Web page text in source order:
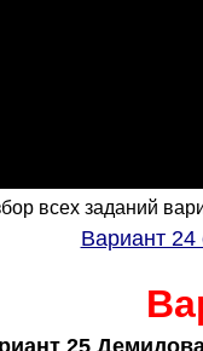
всех заданий
Вариант
25